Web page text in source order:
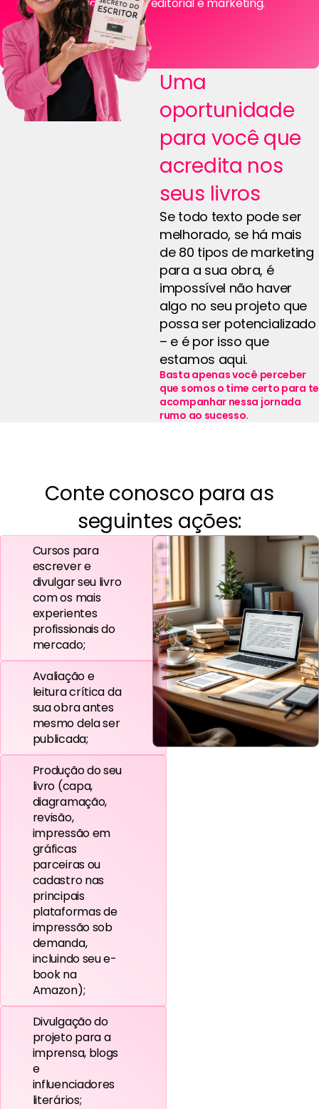
Uma
oportunidade
para você que
acredita nos
seus livros
Se todo texto pode ser
melhorado, se há mais
de 80 tipos de marketing
para a sua obra, é
impossível não haver
algo no seu projeto que
possa ser potencializado
– e é por isso que
estamos aqui.
Basta apenas você perceber
que somos o time certo para te
acompanhar nessa jornada
rumo ao sucesso.
Conte conosco para as
seguintes ações:
Cursos para
escrever e
divulgar seu livro
com os mais
experientes
profissionais do
mercado;
Avaliação e
leitura crítica da
sua obra antes
mesmo dela ser
publicada;
Produção do seu
livro (capa,
diagramação,
revisão,
impressão em
gráficas
parceiras ou
cadastro nas
principais
plataformas de
impressão sob
demanda,
incluindo seu e-
book na
Amazon);
Divulgação do
projeto para a
imprensa, blogs
e
influenciadores
literários;